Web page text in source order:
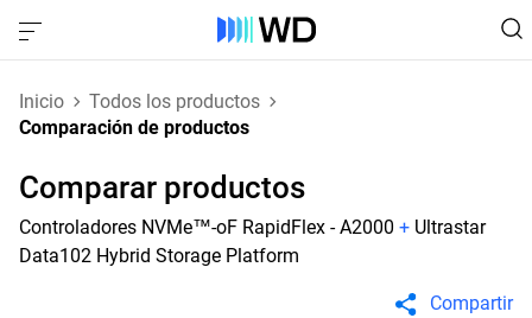
Inicio
Todos los productos
Comparación de productos
Comparar productos
Controladores NVMe™-oF RapidFlex - A2000 + Ultrastar
Data102 Hybrid Storage Platform
Compartir